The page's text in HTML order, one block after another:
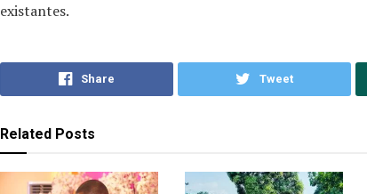
existantes.
Share Tweet
RelatedPosts